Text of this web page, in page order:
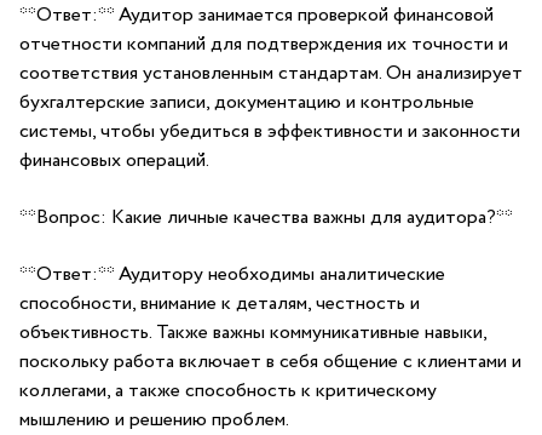
**Ответ:** Аудитор занимается⁣ проверкой финансовой
отчетности компаний для подтверждения их точности⁢ и
соответствия установленным стандартам. Он анализирует⁣
бухгалтерские записи, документацию и контрольные
системы, чтобы убедиться в​ эффективности ⁣и законности
финансовых операций.
**Вопрос: Какие личные ⁤качества важны для ​аудитора?**
**Ответ:** Аудитору необходимы аналитические
способности, внимание к деталям, честность и
объективность. Также важны коммуникативные навыки,
поскольку работа включает в себя общение с клиентами и
коллегами, а также способность к критическому
мышлению и решению ​проблем.